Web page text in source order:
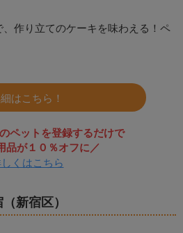
作り立てのケーキを味わえる！ペ
はこちら！
ペットを登録するだけで
品が１０％オフに／
くはこちら
新宿区）